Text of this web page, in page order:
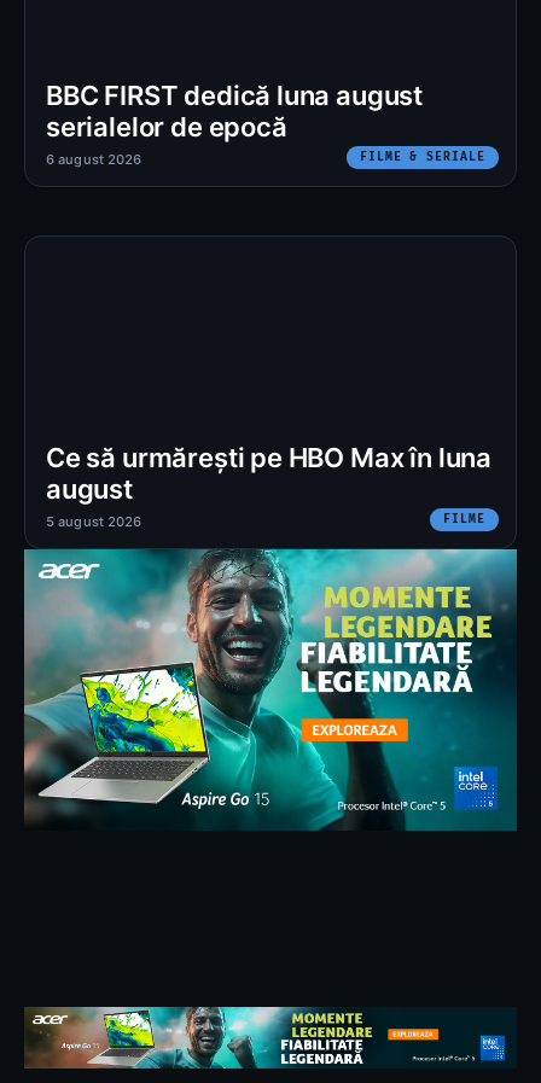
BBC FIRST dedică luna august
serialelor de epocă
FILME & SERIALE
6 august 2026
Ce să urmărești pe HBO Max în luna
august
FILME
5 august 2026